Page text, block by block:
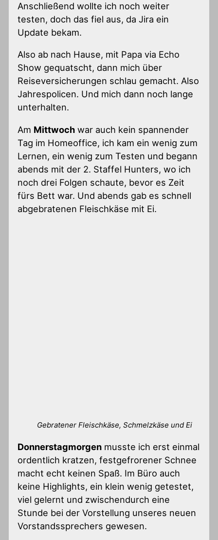
Anschließend wollte ich noch weiter
testen, doch das fiel aus, da Jira ein
Update bekam.
Also ab nach Hause, mit Papa via Echo
Show gequatscht, dann mich über
Reiseversicherungen schlau gemacht. Also
Jahrespolicen. Und mich dann noch lange
unterhalten.
Am Mittwoch war auch kein spannender
Tag im Homeoffice, ich kam ein wenig zum
Lernen, ein wenig zum Testen und begann
abends mit der 2. Staffel Hunters, wo ich
noch drei Folgen schaute, bevor es Zeit
fürs Bett war. Und abends gab es schnell
abgebratenen Fleischkäse mit Ei.
Gebratener Fleischkäse, Schmelzkäse und Ei
Donnerstagmorgen musste ich erst einmal
ordentlich kratzen, festgefrorener Schnee
macht echt keinen Spaß. Im Büro auch
keine Highlights, ein klein wenig getestet,
viel gelernt und zwischendurch eine
Stunde bei der Vorstellung unseres neuen
Vorstandssprechers gewesen.